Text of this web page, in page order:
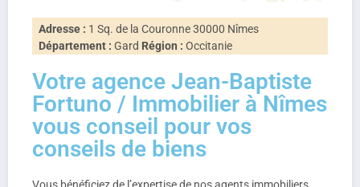
Adresse : 1 Sq. de la Couronne 30000 Nîmes
Département : Gard Région : Occitanie
Votre agence Jean-Baptiste
Fortuno / Immobilier à Nîmes
vous conseil pour vos
conseils de biens